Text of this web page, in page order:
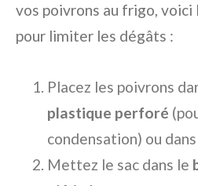
vos poivrons au frigo, voici
pour limiter les dégâts :
Placez les poivrons
plastique perforé
condensation) ou dans
Mettez le sac dans le